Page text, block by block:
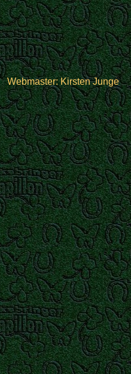
Webmaster: Kirsten Junge